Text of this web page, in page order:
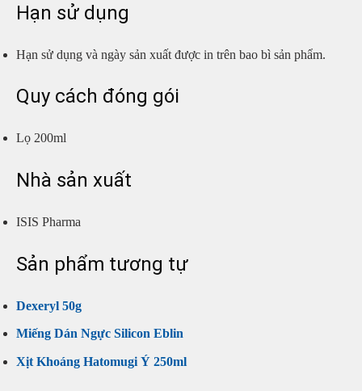
Hạn sử dụng
Hạn sử dụng và ngày sản xuất được in trên bao bì sản phẩm.
Quy cách đóng gói
Lọ 200ml
Nhà sản xuất
ISIS Pharma
Sản phẩm tương tự
Dexeryl 50g
Miếng Dán Ngực Silicon Eblin
Xịt Khoáng Hatomugi Ý 250ml